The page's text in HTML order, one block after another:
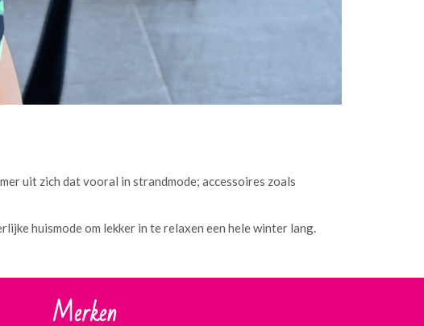
uit zich dat vooral in strandmode; accessoires zoals
huismode om lekker in te relaxen een hele winter lang.
Merken